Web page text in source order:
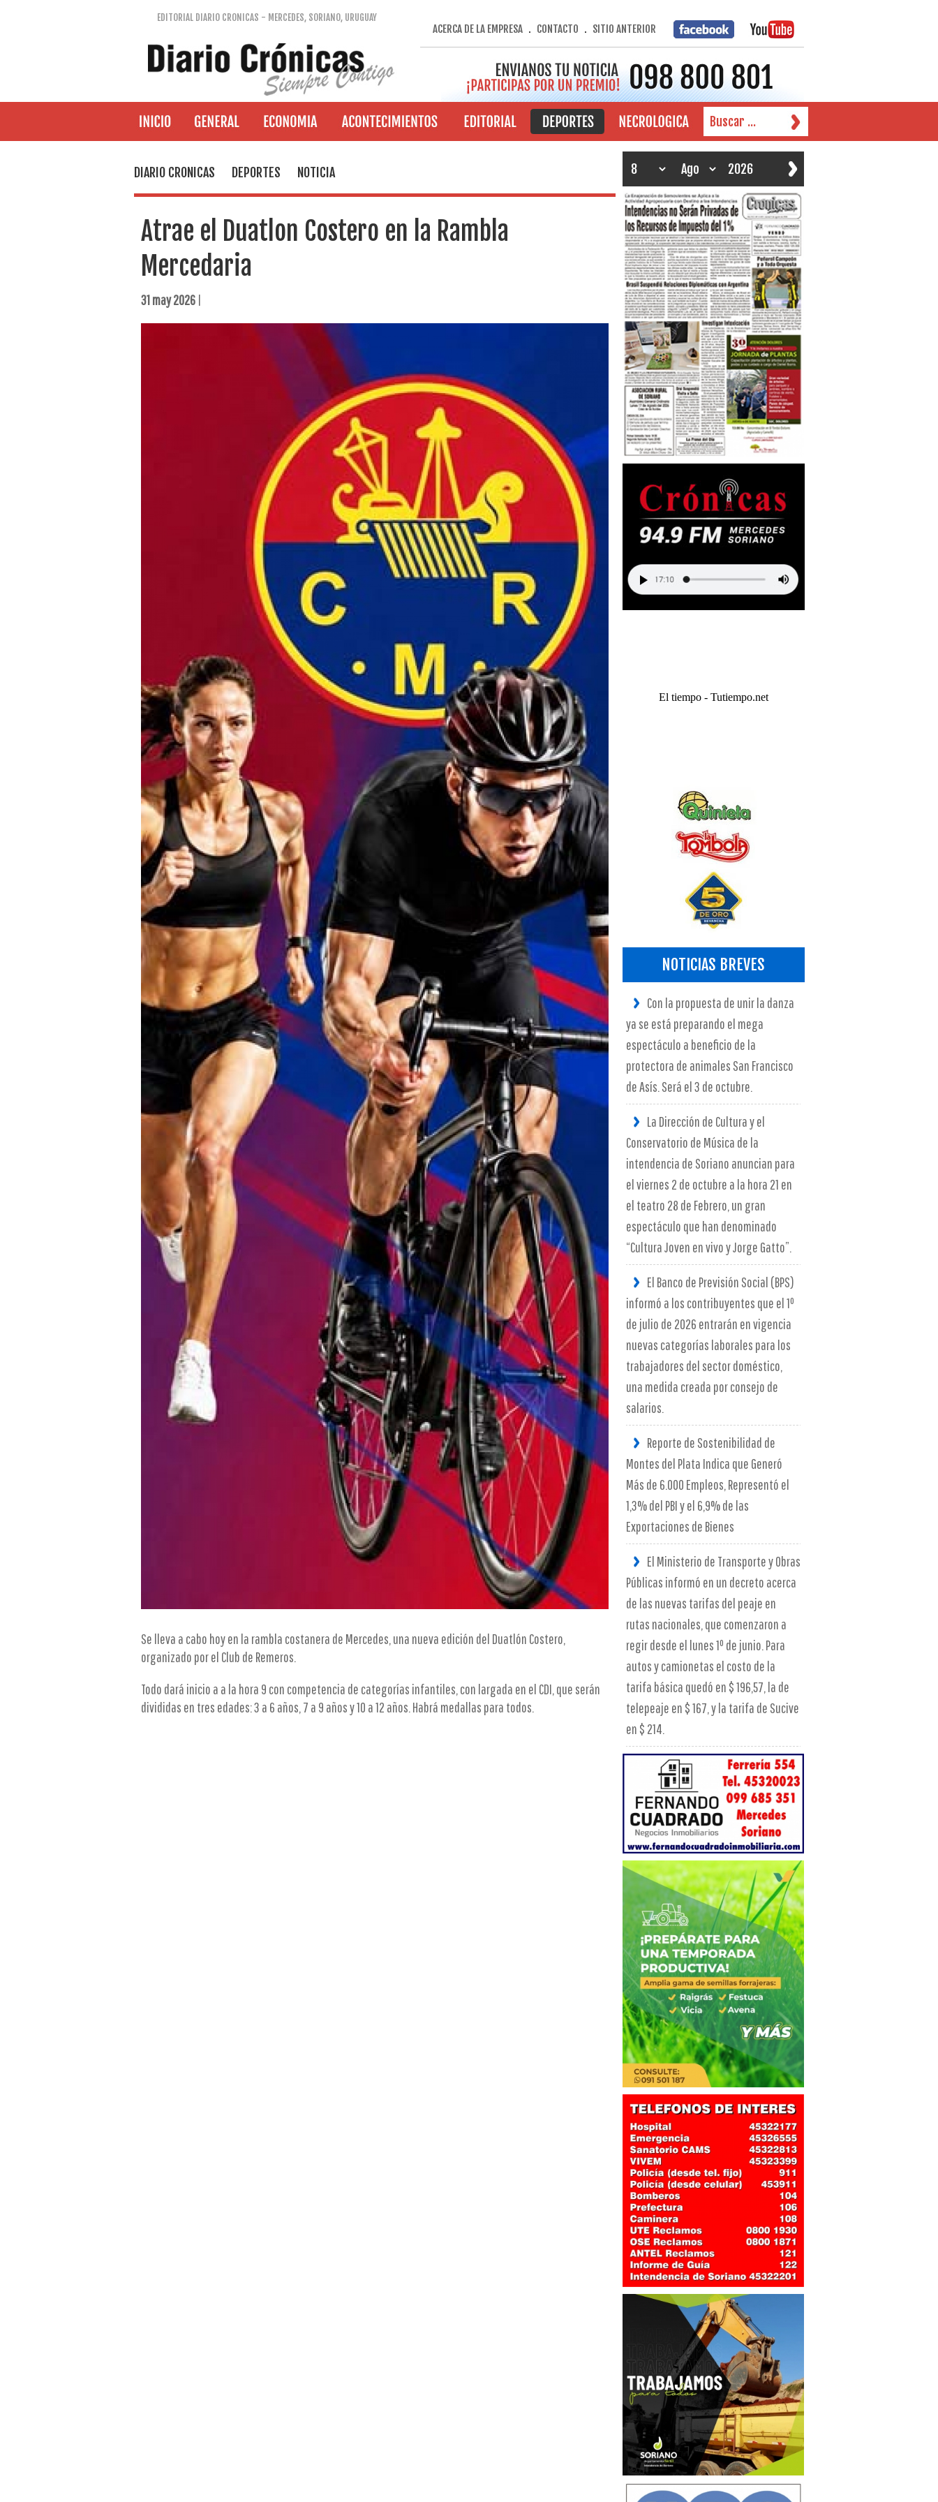
EDITORIAL DIARIO CRONICAS - MERCEDES, SORIANO, URUGUAY
ACERCA DE LA EMPRESA. CONTACTO . SITIO ANTERIOR
DIARIO CRONICAS DEPORTES NOTICIA
Atrae el Duatlon Costero en la Rambla
Mercedaria
31 may 2026|
Se lleva a cabo hoy en la rambla costanera de Mercedes, una nueva edición del Duatlón Costero,
organizado por el Club de Remeros.
Todo dará inicio a a la hora 9 con competencia de categorías infantiles, con largada en el CDI, que serán
divididas en tres edades: 3 a 6 años, 7 a 9 años y 10 a 12 años. Habrá medallas para todos.
El tiempo - Tutiempo.net
NOTICIAS BREVES
Con la propuesta de unir la danza
ya se está preparando el mega
espectáculo a beneficio de la
protectora de animales San Francisco
de Asís. Será el 3 de octubre.
La Dirección de Cultura y el
Conservatorio de Música de la
intendencia de Soriano anuncian para
el viernes 2 de octubre a la hora 21 en
el teatro 28 de Febrero, un gran
espectáculo que han denominado
“Cultura Joven en vivo y Jorge Gatto”.
El Banco de Previsión Social (BPS)
informó a los contribuyentes que el 1º
de julio de 2026 entrarán en vigencia
nuevas categorías laborales para los
trabajadores del sector doméstico,
una medida creada por consejo de
salarios.
Reporte de Sostenibilidad de
Montes del Plata Indica que Generó
Más de 6.000 Empleos, Representó el
1,3% del PBI y el 6,9% de las
Exportaciones de Bienes
El Ministerio de Transporte y Obras
Públicas informó en un decreto acerca
de las nuevas tarifas del peaje en
rutas nacionales, que comenzaron a
regir desde el lunes 1º de junio. Para
autos y camionetas el costo de la
tarifa básica quedó en $ 196,57, la de
telepeaje en $ 167, y la tarifa de Sucive
en $ 214.